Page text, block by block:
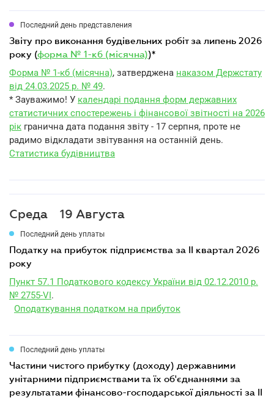
Последний день представления
звіту про виконання будівельних робіт за липень 2026
року (форма № 1-кб (місячна))*
Форма № 1-кб (місячна), затверджена наказом Держстату
від 24.03.2025 р. № 49.
* Зауважимо! У календарі подання форм державних
статистичних спостережень і фінансової звітності на 2026
рік гранична дата подання звіту - 17 серпня, проте не
радимо відкладати звітування на останній день.
Статистика будівництва
Среда 19 Августа
Последний день уплаты
податку на прибуток підприємства за II квартал 2026
року
Пункт 57.1 Податкового кодексу України від 02.12.2010 р.
№ 2755-VI.
Оподаткування податком на прибуток
Последний день уплаты
частини чистого прибутку (доходу) державними
унітарними підприємствами та їх об'єднаннями за
результатами фінансово-господарської діяльності за II